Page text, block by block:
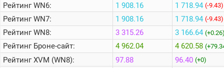
Теlegram
ВК
Портал
Мира
Танков
РейтингWN6:
РейтингWN7:
РейтингWN8:
РейтингБроне-сайт:
РейтингXVM (WN8):
1 908.16
1 908.16
3 315.26
4 962.04
97.88
1 718.94 (-9.43)
1 718.94 (-9.43)
3 166.64
4 620.58
96.40 (+0)